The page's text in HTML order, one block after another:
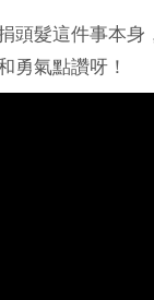
頭髮這件事本身
勇氣點讚呀！